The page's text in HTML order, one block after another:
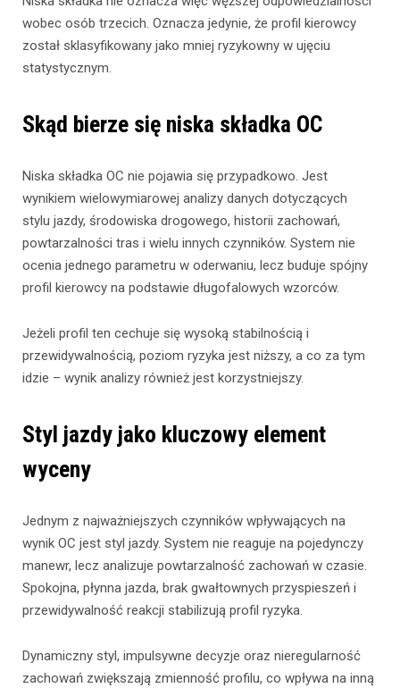
wobec osób trzecich. Oznacza jedynie, że profil kierowcy
został sklasyfikowany jako mniej ryzykowny w ujęciu
statystycznym.
Skąd bierze się niska składka OC
Niska składka OC nie pojawia się przypadkowo. Jest
wynikiem wielowymiarowej analizy danych dotyczących
stylu jazdy, środowiska drogowego, historii zachowań,
powtarzalności tras i wielu innych czynników. System nie
ocenia jednego parametru w oderwaniu, lecz buduje spójny
profil kierowcy na podstawie długofalowych wzorców.
Jeżeli profil ten cechuje się wysoką stabilnością i
przewidywalnością, poziom ryzyka jest niższy, a co za tym
idzie – wynik analizy również jest korzystniejszy.
Styl jazdy jako kluczowy element
wyceny
Jednym z najważniejszych czynników wpływających na
wynik OC jest styl jazdy. System nie reaguje na pojedynczy
manewr, lecz analizuje powtarzalność zachowań w czasie.
Spokojna, płynna jazda, brak gwałtownych przyspieszeń i
przewidywalność reakcji stabilizują profil ryzyka.
Dynamiczny styl, impulsywne decyzje oraz nieregularność
zachowań zwiększają zmienność profilu, co wpływa na inną